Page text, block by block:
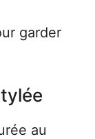
garder
au